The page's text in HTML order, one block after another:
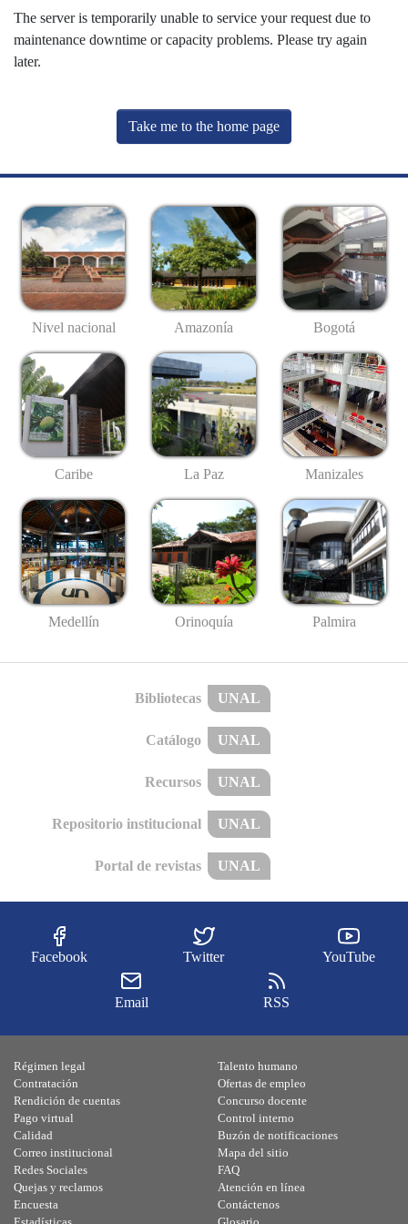
The server is temporarily unable to service your request due to
maintenance downtime or capacity problems. Please try again
later.
Take me to the home page
Nivel nacional Amazonía Bogotá
Caribe La Paz Manizales
Medellín Orinoquía Palmira
Bibliotecas UNAL
Catálogo UNAL
Recursos UNAL
Repositorio institucional UNAL
Portal de revistas UNAL
Facebook Twitter YouTube
Email RSS
Régimen legal
Contratación
Rendición de cuentas
Pago virtual
Calidad
Talento humano
Ofertas de empleo
Concurso docente
Control interno
Buzón de notificaciones
Correo institucional
Redes Sociales
Quejas y reclamos
Encuesta
Mapa del sitio
FAQ
Atención en línea
Contáctenos